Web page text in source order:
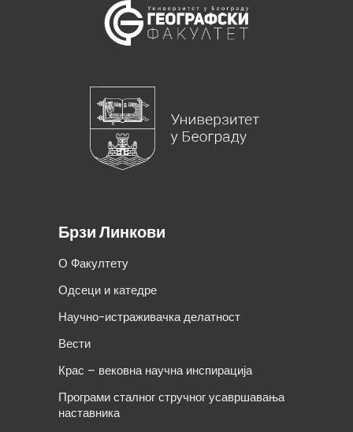
Брзи Линкови
О Факултету
Одсеци и катедре
Научно-истраживачка делатност
Вести
Крас – вековна научна инспирација
Програми сталног стручног усавршавања
наставника